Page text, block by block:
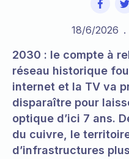
18/6/2026 .
2030 : le compte à
réseau historique
internet et la TV va
disparaître pour
optique d’ici 7 ans.
du cuivre, le
d’infrastructures